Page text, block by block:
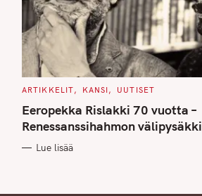
C
T
E
G
O
I
ARTIKKELIT KANSI UUTISET
Eeropekka Rislakki 70 vuotta –
Renessanssihahmon välipysäkki
Lue lisää